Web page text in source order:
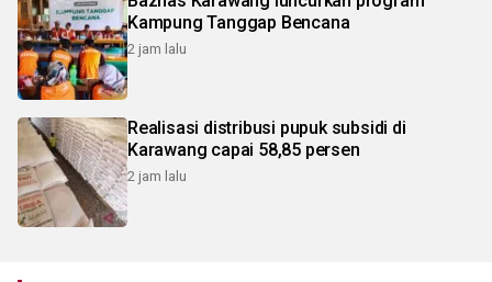
Kampung Tanggap Bencana
2 jam lalu
Realisasi distribusi pupuk subsidi di
Karawang capai 58,85 persen
2 jam lalu